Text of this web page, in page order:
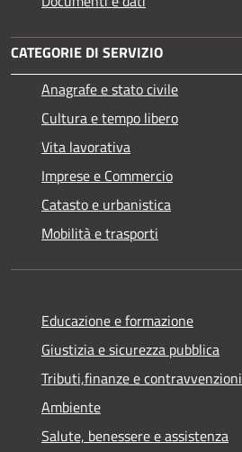
CATEGORIE DI SERVIZIO
Anagrafe e stato civile
Cultura e tempo libero
Vita lavorativa
Imprese e Commercio
Catasto e urbanistica
Mobilità e trasporti
Educazione e formazione
Giustizia e sicurezza pubblica
Tributi,finanze e contravvenzioni
Ambiente
Salute, benessere e assistenza